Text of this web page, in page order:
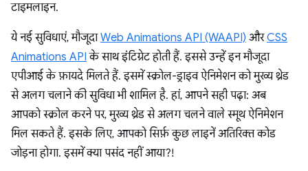
टाइमलाइन.
ये नई सुविधाएं, मौजूदाWeb Animations API (WAAPI) औरCSS
Animations API के साथ इंटिग्रेट होती हैं. इससे उन्हें इन मौजूदा
एपीआई के फ़ायदे मिलते हैं. इसमें स्क्रोल-ड्राइव ऐनिमेशन को मुख्य थ्रेड
से अलग चलाने की सुविधा भी शामिल है. हां, आपने सही पढ़ा: अब
आपको स्क्रोल करने पर, मुख्य थ्रेड से अलग चलने वाले स्मूथ ऐनिमेशन
मिल सकते हैं. इसके लिए, आपको सिर्फ़ कुछ लाइनें अतिरिक्त कोड
जोड़ना होगा. इसमें क्या पसंद नहीं आया?!